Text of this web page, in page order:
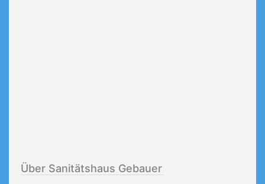
Über Sanitätshaus Gebauer